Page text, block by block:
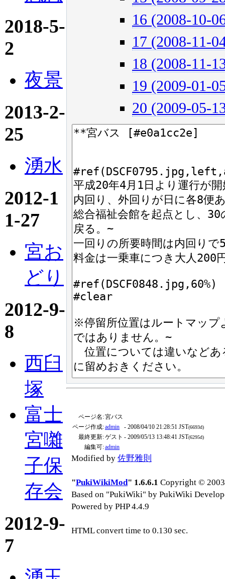
2018-5-
2
夜景
2013-2-
25
湧水
2012-1
1-27
宮お
どり
2012-9-
8
西臼
塚
富士
宮囃
子保
存会
2012-9-
7
16 (2008-10-
17 (2008-11-
18 (2008-11-
19 (2009-01-
20 (2009-05-
ページ名:宮バス
ページ作成:admin - 2008/04/10 21:28:51 JST(6693d)
最終更新:ゲスト - 2009/05/13 13:48:41 JST(6295d)
編集可:admin
Modified by 佐野雅則
"PukiWikiMod" 1.6.6.1 Copyright ©
Based on "PukiWiki" by PukiWiki
Powered by PHP 4.4.9
HTML convert time to 0.130 sec.